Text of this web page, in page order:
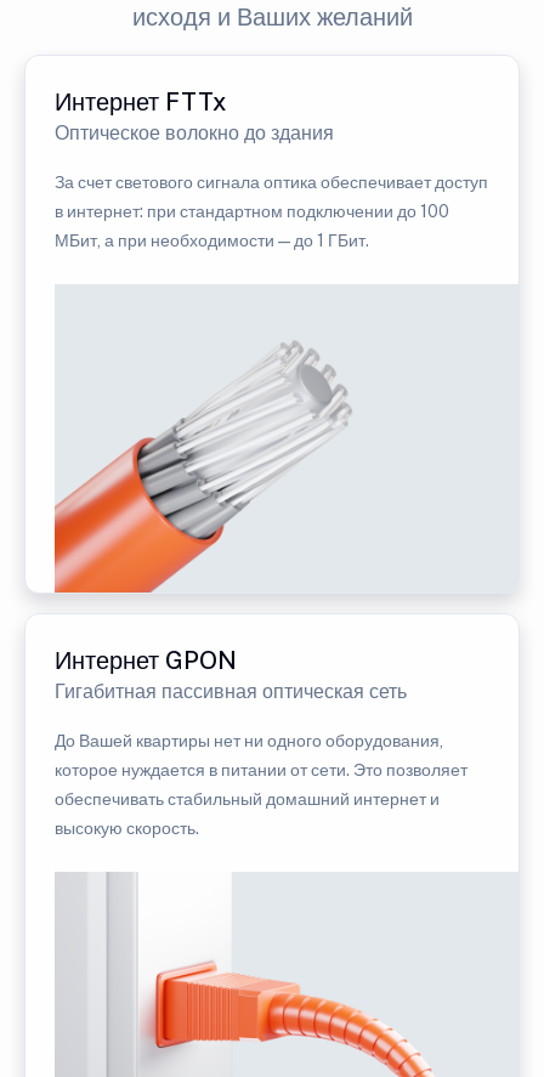
исходя и Ваших желаний
Интернет FTTx
Оптическое волокно до здания
За счет светового сигнала оптика обеспечивает доступ
в интернет: при стандартном подключении до 100
МБит, а при необходимости — до 1 ГБит.
Интернет GPON
Гигабитная пассивная оптическая сеть
До Вашей квартиры нет ни одного оборудования,
которое нуждается в питании от сети. Это позволяет
обеспечивать стабильный домашний интернет и
высокую скорость.